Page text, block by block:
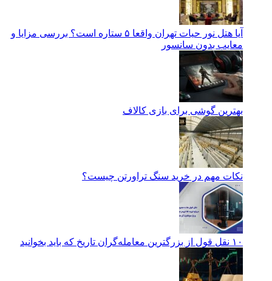
آیا هتل نور حیات تهران واقعا ۵ ستاره است؟ بررسی مزایا و
معایب بدون سانسور
بهترین گوشی برای بازی کالاف
نکات مهم در خرید سنگ تراورتن چیست؟
۱۰ نقل قول از بزرگترین معامله‌گران تاریخ که باید بخوانید